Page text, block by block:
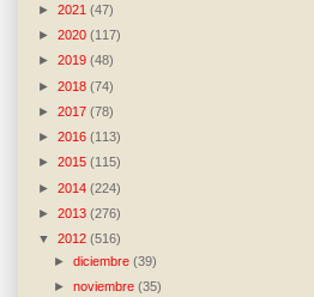
► 2021 (47)
► 2020 (117)
► 2019 (48)
► 2018 (74)
► 2017 (78)
► 2016 (113)
► 2015 (115)
► 2014 (224)
► 2013 (276)
▼ 2012 (516)
►diciembre(39)
►noviembre(35)